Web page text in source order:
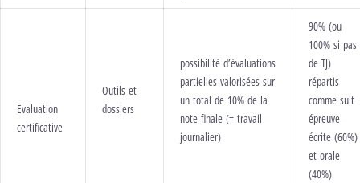
Evaluation
certificative
Outils et
dossiers
possibilité d’évaluations
partielles valorisées sur
un total de 10% de la
note finale (= travail
journalier)
90% (ou
100% si pas
de TJ)
répartis
comme suit
épreuve
écrite (60%)
et orale
(40%)